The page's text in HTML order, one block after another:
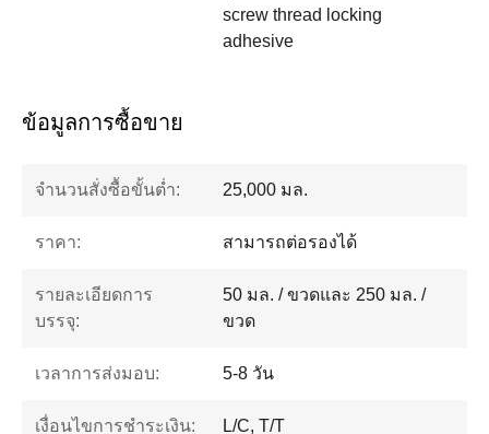
screw thread locking
adhesive
ข้อมูลการซื้อขาย
จำนวนสั่งซื้อขั้นต่ำ: 25,000 มล.
ราคา: สามารถต่อรองได้
รายละเอียดการ
บรรจุ:
50 มล. / ขวดและ 250 มล. /
ขวด
เวลาการส่งมอบ: 5-8 วัน
เงื่อนไขการชำระเงิน: L/C, T/T